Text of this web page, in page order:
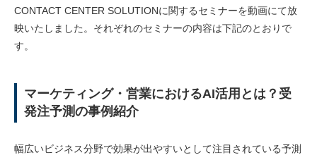
CONTACT CENTER SOLUTIONに関するセミナーを動画にて放
映いたしました。それぞれのセミナーの内容は下記のとおりで
す。
マーケティング・営業におけるAI活用とは？受
発注予測の事例紹介
幅広いビジネス分野で効果が出やすいとして注目されている予測